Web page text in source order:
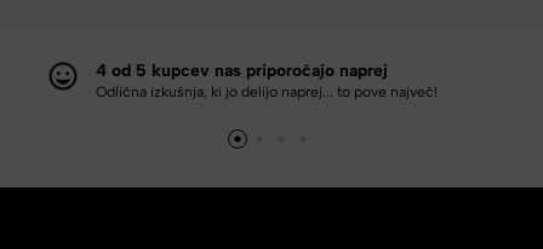
4 od 5 kupcev nas priporočajo naprej
Odlična izkušnja, ki jo delijo naprej... to pove največ!